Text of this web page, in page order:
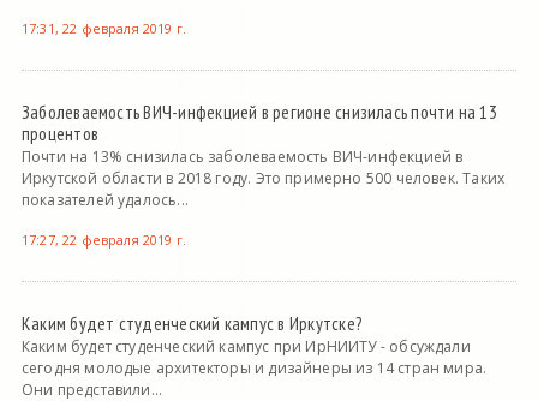
17:31, 22 февраля 2019 г.
Заболеваемость ВИЧ-инфекцией в регионе снизилась почти на 13
процентов
Почти на 13% снизилась заболеваемость ВИЧ-инфекцией в
Иркутской области в 2018 году. Это примерно 500 человек. Таких
показателей удалось...
17:27, 22 февраля 2019 г.
Каким будет студенческий кампус в Иркутске?
Каким будет студенческий кампус при ИрНИИТУ - обсуждали
сегодня молодые архитекторы и дизайнеры из 14 стран мира.
Они представили...